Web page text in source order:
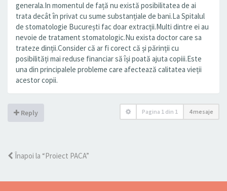
generala.In momentul de față nu există posibilitatea de ai
trata decât în privat cu sume substanțiale de bani.La Spitalul
de stomatologie București fac doar extracții.Multi dintre ei au
nevoie de tratament stomatologic.Nu exista doctor care sa
trateze dinții.Consider că ar fi corect că și părinții cu
posibilități mai reduse financiar să își poată ajuta copiii.Este
una din principalele probleme care afectează calitatea vieții
acestor copii.
Reply Pagina 1 din 1 4 mesaje
Înapoi la “Proiect PACA”